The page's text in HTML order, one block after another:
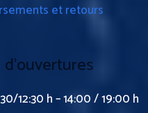
et retours
12:30 h – 14:00 / 19:00 h